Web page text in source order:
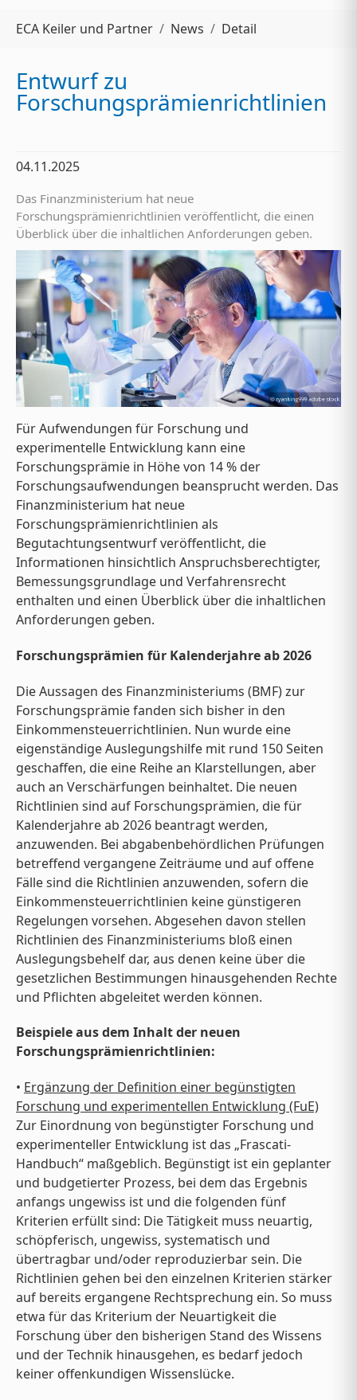
ECA Keiler und Partner News Detail
Entwurf zu
Forschungsprämienrichtlinien
04.11.2025
Das Finanzministerium hat neue
Forschungsprämienrichtlinien veröffentlicht, die einen
Überblick über die inhaltlichen Anforderungen geben.
Für Aufwendungen für Forschung und
experimentelle Entwicklung kann eine
Forschungsprämie in Höhe von 14 % der
Forschungsaufwendungen beansprucht werden. Das
Finanzministerium hat neue
Forschungsprämienrichtlinien als
Begutachtungsentwurf veröffentlicht, die
Informationen hinsichtlich Anspruchsberechtigter,
Bemessungsgrundlage und Verfahrensrecht
enthalten und einen Überblick über die inhaltlichen
Anforderungen geben.
Forschungsprämien für Kalenderjahre ab 2026
Die Aussagen des Finanzministeriums (BMF) zur
Forschungsprämie fanden sich bisher in den
Einkommensteuerrichtlinien. Nun wurde eine
eigenständige Auslegungshilfe mit rund 150 Seiten
geschaffen, die eine Reihe an Klarstellungen, aber
auch an Verschärfungen beinhaltet. Die neuen
Richtlinien sind auf Forschungsprämien, die für
Kalenderjahre ab 2026 beantragt werden,
anzuwenden. Bei abgabenbehördlichen Prüfungen
betreffend vergangene Zeiträume und auf offene
Fälle sind die Richtlinien anzuwenden, sofern die
Einkommensteuerrichtlinien keine günstigeren
Regelungen vorsehen. Abgesehen davon stellen
Richtlinien des Finanzministeriums bloß einen
Auslegungsbehelf dar, aus denen keine über die
gesetzlichen Bestimmungen hinausgehenden Rechte
und Pflichten abgeleitet werden können.
Beispiele aus dem Inhalt der neuen
Forschungsprämienrichtlinien:
• Ergänzung der Definition einer begünstigten
Forschung und experimentellen Entwicklung (FuE)
Zur Einordnung von begünstigter Forschung und
experimenteller Entwicklung ist das „Frascati-
Handbuch“ maßgeblich. Begünstigt ist ein geplanter
und budgetierter Prozess, bei dem das Ergebnis
anfangs ungewiss ist und die folgenden fünf
Kriterien erfüllt sind: Die Tätigkeit muss neuartig,
schöpferisch, ungewiss, systematisch und
übertragbar und/oder reproduzierbar sein. Die
Richtlinien gehen bei den einzelnen Kriterien stärker
auf bereits ergangene Rechtsprechung ein. So muss
etwa für das Kriterium der Neuartigkeit die
Forschung über den bisherigen Stand des Wissens
und der Technik hinausgehen, es bedarf jedoch
keiner offenkundigen Wissenslücke.